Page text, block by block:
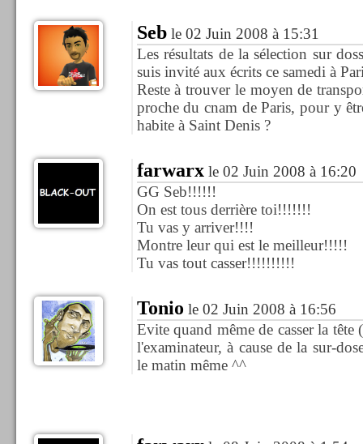
Seble 02 Juin 2008 à 15:31
Les résultats de la sélection sur
suis invité aux écrits ce samedi à
Reste à trouver le moyen de
proche du cnam de Paris, pour y
habite à Saint Denis ?
farwarxle 02 Juin 2008 à 16:20
GG Seb!!!!!!
On est tous derrière toi!!!!!!!
Tu vas y arriver!!!!
Montre leur qui est le meilleur!!!!!
Tu vas tout casser!!!!!!!!!!
Tonio le 02 Juin 2008 à 16:56
Evite quand même de casser la
l'examinateur, à cause de la sur-
le matin même ^^